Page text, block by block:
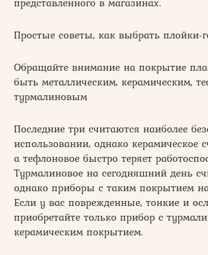
Простые советы, как выбрать плойки-
Обращайте внимание на покрытие
быть металлическим, керамическим,
турмалиновым
Последние три считаются наиболее
использовании, однако керамическое
а тефлоновое быстро теряет
Турмалиновое на сегодняшний день
однако приборы с таким покрытием
Если у вас поврежденные, тонкие и
приобретайте только прибор с
керамическим покрытием.